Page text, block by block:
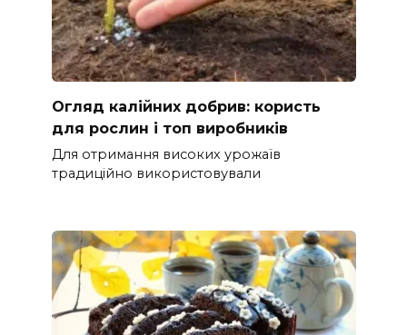
Огляд калійних добрив: користь
для рослин і топ виробників
Для отримання високих урожаїв
традиційно використовували